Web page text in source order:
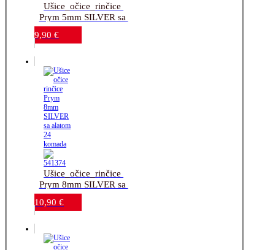
Ušice_očice_rinčice
Prym 5mm SILVER sa
alatom_40 komada
9,90 €
Ušice_očice_rinčice
Prym 8mm SILVER sa
alatom_24 komada
10,90 €